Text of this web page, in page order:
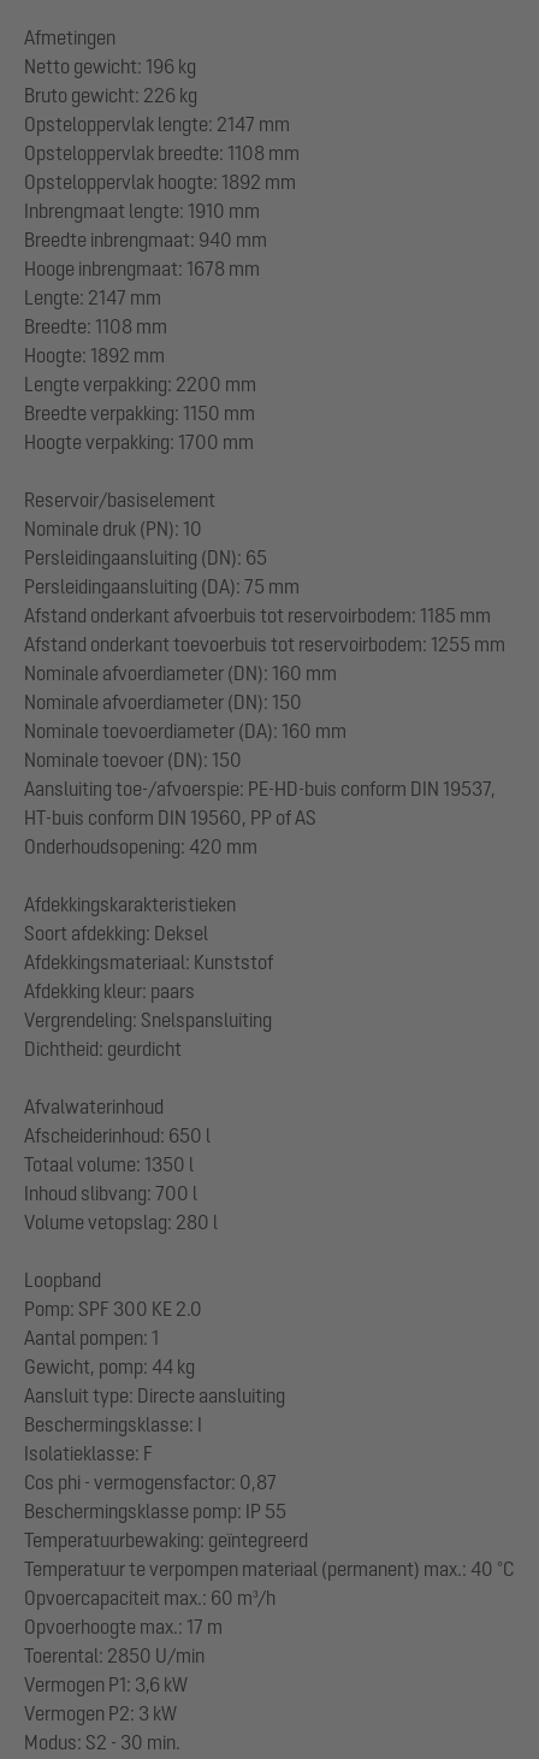
Afmetingen
Netto gewicht: 196 kg
Bruto gewicht: 226 kg
Opsteloppervlak lengte: 2147 mm
Opsteloppervlak breedte: 1108 mm
Opsteloppervlak hoogte: 1892 mm
Inbrengmaat lengte: 1910 mm
Breedte inbrengmaat: 940 mm
Hooge inbrengmaat: 1678 mm
Lengte: 2147 mm
Breedte: 1108 mm
Hoogte: 1892 mm
Lengte verpakking: 2200 mm
Breedte verpakking: 1150 mm
Hoogte verpakking: 1700 mm
Reservoir/basiselement
Nominale druk (PN): 10
Persleidingaansluiting (DN): 65
Persleidingaansluiting (DA): 75 mm
Afstand onderkant afvoerbuis tot reservoirbodem: 1185 mm
Afstand onderkant toevoerbuis tot reservoirbodem: 1255 mm
Nominale afvoerdiameter (DN): 160 mm
Nominale afvoerdiameter (DN): 150
Nominale toevoerdiameter (DA): 160 mm
Nominale toevoer (DN): 150
Aansluiting toe-/afvoerspie: PE-HD-buis conform DIN 19537,
HT-buis conform DIN 19560, PP of AS
Onderhoudsopening: 420 mm
Afdekkingskarakteristieken
Soort afdekking: Deksel
Afdekkingsmateriaal: Kunststof
Afdekking kleur: paars
Vergrendeling: Snelspansluiting
Dichtheid: geurdicht
Afvalwaterinhoud
Afscheiderinhoud: 650 l
Totaal volume: 1350 l
Inhoud slibvang: 700 l
Volume vetopslag: 280 l
Loopband
Pomp: SPF 300 KE 2.0
Aantal pompen: 1
Gewicht, pomp: 44 kg
Aansluit type: Directe aansluiting
Beschermingsklasse: I
Isolatieklasse: F
Cos phi - vermogensfactor: 0,87
Beschermingsklasse pomp: IP 55
Temperatuurbewaking: geïntegreerd
Temperatuur te verpompen materiaal (permanent) max.: 40 °C
Opvoercapaciteit max.: 60 m³/h
Opvoerhoogte max.: 17 m
Toerental: 2850 U/min
Vermogen P1: 3,6 kW
Vermogen P2: 3 kW
Modus: S2 - 30 min.